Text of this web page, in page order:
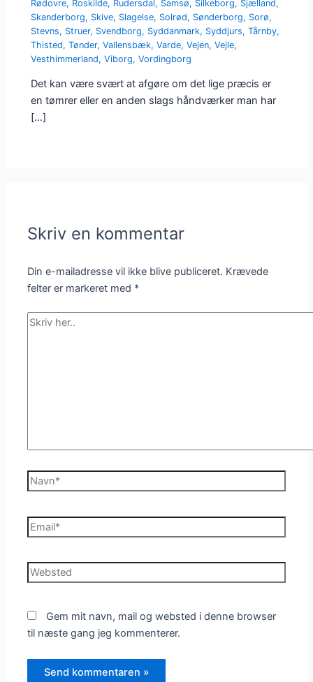
Rødovre, Roskilde, Rudersdal, Samsø, Silkeborg, Sjælland,
Skanderborg, Skive, Slagelse, Solrød, Sønderborg, Sorø,
Stevns, Struer, Svendborg, Syddanmark, Syddjurs,Tårnby,
Thisted,Tønder,Vallensbæk,Varde,Vejen,Vejle,
Vesthimmerland,Viborg,Vordingborg
Det kan være svært at afgøre om det lige præcis er
en tømrer eller en anden slags håndværker man har
[…]
Skriv en kommentar
Din e-mailadresse vil ikke blive publiceret. Krævede
felter er markeret med *
Skriv
Navn*
Email*
Websted
Gem mit navn, mail og websted i denne browser
til næste gang jeg kommenterer.